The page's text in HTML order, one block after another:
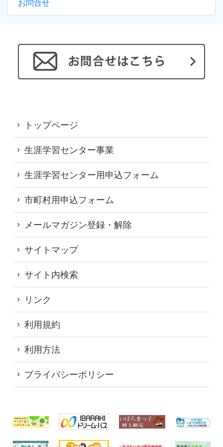
お問合せ
トップページ
生涯学習センター事業
生涯学習センター用申込フォーム
市町村用申込フォーム
メールマガジン登録・解除
サイトマップ
サイト内検索
リンク
利用規約
利用方法
プライバシーポリシー